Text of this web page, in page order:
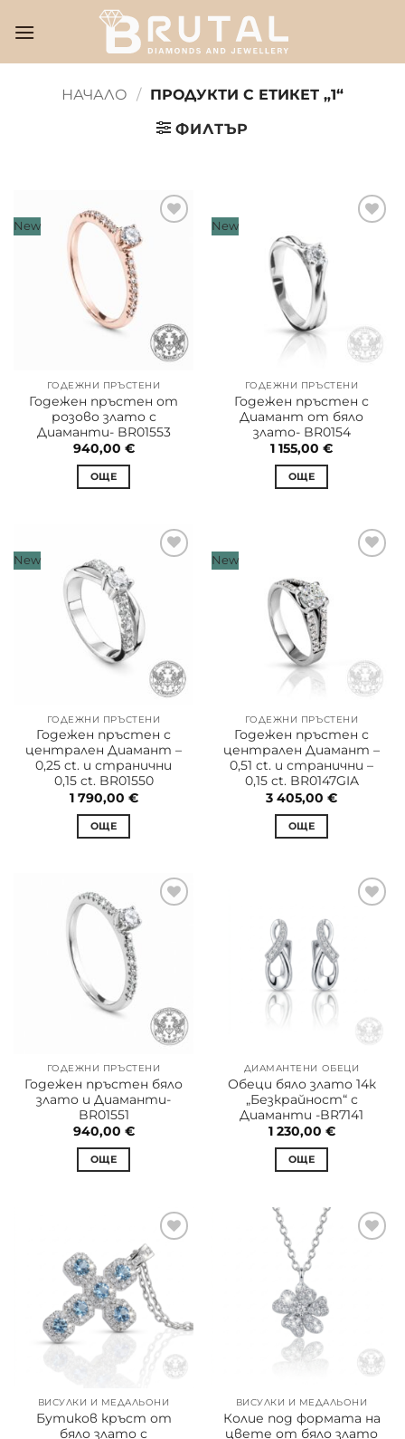
НАЧАЛО / ПРОДУКТИ С ЕТИКЕТ „1“
ФИЛТЪР
New
ГОДЕЖНИ ПРЪСТЕНИ
Годежен пръстен от
розово злато с
Диаманти- BR01553
940,00 €
ОЩЕ
New
ГОДЕЖНИ ПРЪСТЕНИ
Годежен пръстен с
Диамант от бяло
злато- BR0154
1 155,00 €
ОЩЕ
New
ГОДЕЖНИ ПРЪСТЕНИ
Годежен пръстен с
централен Диамант –
0,25 ct. и странични
0,15 ct. BR01550
1 790,00 €
ОЩЕ
New
ГОДЕЖНИ ПРЪСТЕНИ
Годежен пръстен с
централен Диамант –
0,51 ct. и странични –
0,15 ct. BR0147GIA
3 405,00 €
ОЩЕ
ГОДЕЖНИ ПРЪСТЕНИ
Годежен пръстен бяло
злато и Диаманти-
BR01551
940,00 €
ОЩЕ
ДИАМАНТЕНИ ОБЕЦИ
Обеци бяло злато 14к
„Безкрайност“ с
Диаманти -BR7141
1 230,00 €
ОЩЕ
ВИСУЛКИ И МЕДАЛЬОНИ
Бутиков кръст от
бяло злато с
ВИСУЛКИ И МЕДАЛЬОНИ
Колие под формата на
цвете от бяло злато